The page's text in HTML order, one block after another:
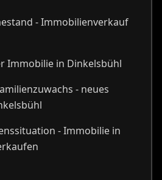
- Immobilienverkauf
Immobilie in Dinkelsbühl
- neues
- Immobilie in